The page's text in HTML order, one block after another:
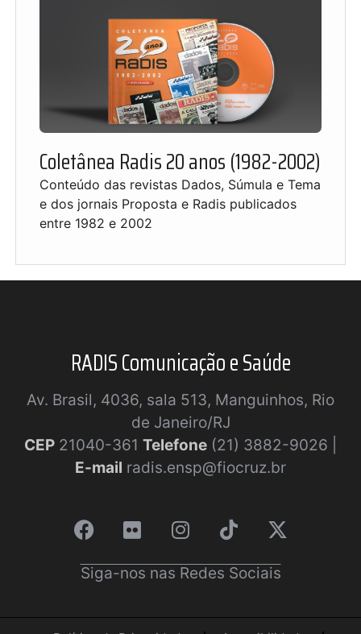
Coletânea Radis 20 anos (1982-2002)
Conteúdo das revistas Dados, Súmula e Tema
e dos jornais Proposta e Radis publicados
entre 1982 e 2002
RADIS Comunicação e Saúde
Av. Brasil, 4036, sala 513, Manguinhos, Rio
de Janeiro/RJ
CEP 21040-361 Telefone (21) 3882-9026 |
E-mail radis.ensp@fiocruz.br
Siga-nos nas Redes Sociais